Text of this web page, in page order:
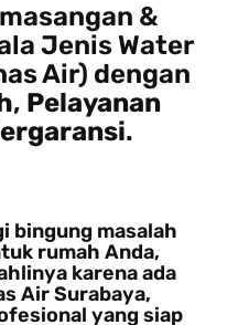
&
Jenis Water
Air) dengan
, Pelayanan
.
bingung masalah
rumah Anda,
karena ada
Air Surabaya,
yang siap